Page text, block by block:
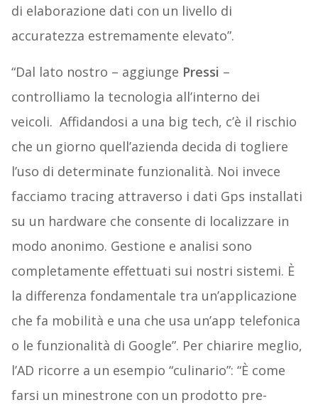
di elaborazione dati con un livello di
accuratezza estremamente elevato”.
“Dal lato nostro – aggiunge Pressi –
controlliamo la tecnologia all’interno dei
veicoli. Affidandosi a una big tech, c’è il rischio
che un giorno quell’azienda decida di togliere
l’uso di determinate funzionalità. Noi invece
facciamo tracing attraverso i dati Gps installati
su un hardware che consente di localizzare in
modo anonimo. Gestione e analisi sono
completamente effettuati sui nostri sistemi. È
la differenza fondamentale tra un’applicazione
che fa mobilità e una che usa un’app telefonica
o le funzionalità di Google”. Per chiarire meglio,
l’AD ricorre a un esempio “culinario”: “È come
farsi un minestrone con un prodotto pre-